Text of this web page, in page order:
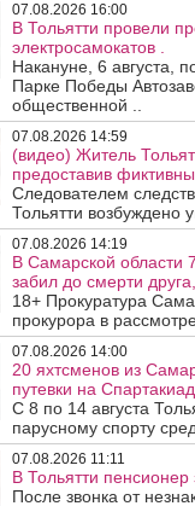
07.08.2026 16:00
В Тольятти провели
электросамокатов .
Накануне, 6 августа,
Парке Победы
общественной ..
07.08.2026 14:59
(видео) Житель
предоставив
Следователем
Тольятти возбуждено
07.08.2026 14:19
В Самарской области
забил до смерти
18+ Прокуратура
прокурора в
07.08.2026 14:00
20 яхтсменов из
путевки на
С 8 по 14 августа
парусному спорту
07.08.2026 11:11
В Тольятти
После звонка от